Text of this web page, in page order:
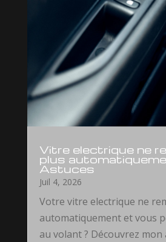
Vitre electrique ne
plus
Astuces
Juil 4, 2026
Votre vitre electrique ne
automatiquement et vous
au volant ? Découvrez mon